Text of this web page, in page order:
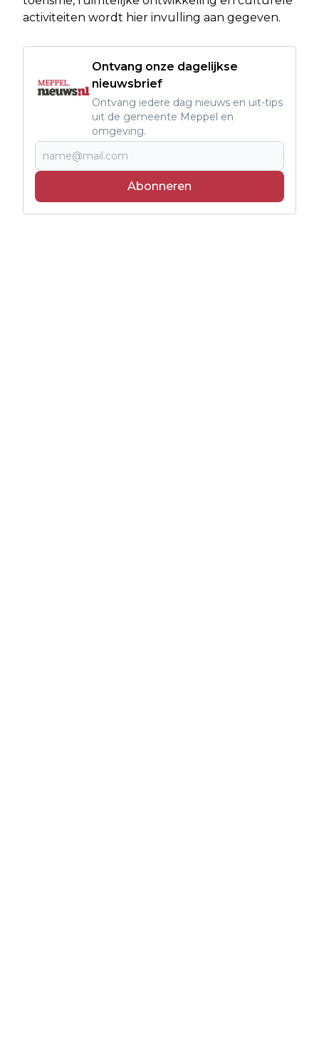
activiteiten wordt hier invulling aan gegeven.
Ontvang onze dagelijkse
nieuwsbrief
Ontvang iedere dag nieuws en uit-tips
uit de gemeente Meppel en
omgeving.
Abonneren